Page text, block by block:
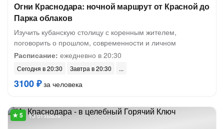
Огни Краснодара: ночной маршрут от Красной до
Парка облаков
Изучить кубанскую столицу с коренным жителем,
поговорить о прошлом, современности и личном
Расписание: ежедневно в 20:30
Сегодня в 20:30 Завтра в 20:30
3100 ₽за человека
13 отзывов